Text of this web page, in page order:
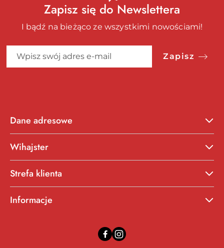
Zapisz się do Newslettera
I bądź na bieżąco ze wszystkimi nowościami!
Zapisz
Dane adresowe
Wihajster
Strefa klienta
Informacje